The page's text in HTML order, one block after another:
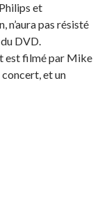
et
n’aura pas résisté
du DVD.
est filmé par Mike
et un
pour la Tolérance